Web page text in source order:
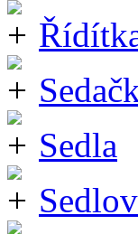
Sedla